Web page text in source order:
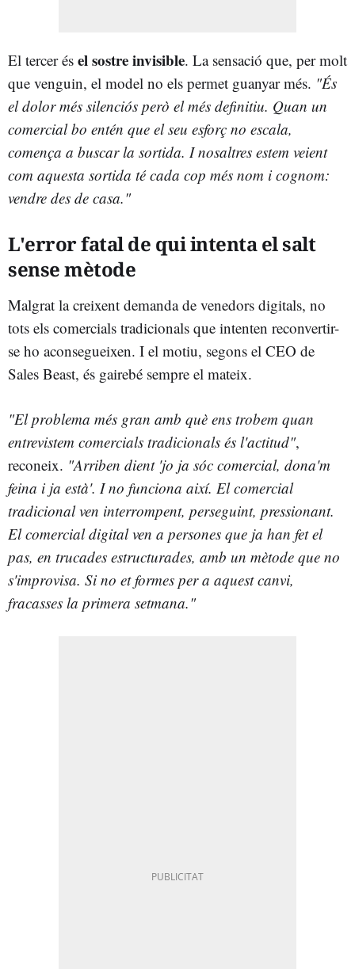
El tercer és el sostre invisible. La sensació que, per molt
que venguin, el model no els permet guanyar més. "És
el dolor més silenciós però el més definitiu. Quan un
comercial bo entén que el seu esforç no escala,
comença a buscar la sortida. I nosaltres estem veient
com aquesta sortida té cada cop més nom i cognom:
vendre des de casa."
L'error fatal de qui intenta el salt
sense mètode
Malgrat la creixent demanda de venedors digitals, no
tots els comercials tradicionals que intenten reconvertir-
se ho aconsegueixen. I el motiu, segons el CEO de
Sales Beast, és gairebé sempre el mateix.
"El problema més gran amb què ens trobem quan
entrevistem comercials tradicionals és l'actitud",
reconeix. "Arriben dient 'jo ja sóc comercial, dona'm
feina i ja està'. I no funciona així. El comercial
tradicional ven interrompent, perseguint, pressionant.
El comercial digital ven a persones que ja han fet el
pas, en trucades estructurades, amb un mètode que no
s'improvisa. Si no et formes per a aquest canvi,
fracasses la primera setmana."